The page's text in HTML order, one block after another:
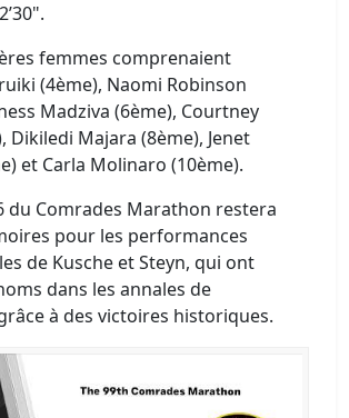
femmes comprenaient
(4ème), Naomi Robinson
Madziva (6ème), Courtney
Dikiledi Majara (8ème), Jenet
et Carla Molinaro (10ème).
du Comrades Marathon restera
pour les performances
de Kusche et Steyn, qui ont
dans les annales de
à des victoires historiques.